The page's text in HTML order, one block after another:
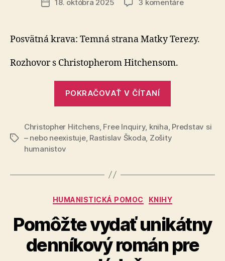
Dátum
18. októbra 2025 3 komentáre
neexistuje
Posvätná krava: Temná strana Matky Terezy.
Rozhovor s Christopherom Hitchensom.
POKRAČOVAŤ V ČÍTANÍ
neexistuje
–
Značky
Christopher Hitchens, Free Inquiry, kniha Predstav si
– nebo neexistuje, Rastislav Škoda Zošity
humanistov
Kategórie
HUMANISTICKÁ POMOC KNIHY
Pomôžte vydať unikátny
denníkový román pre